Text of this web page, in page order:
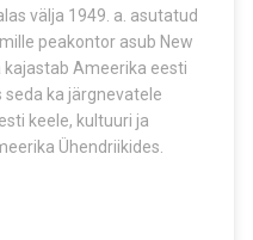
välja 1949. a. asutatud
peakontor asub New
kajastab Ameerika eesti
seda ka järgnevatele
keele, kultuuri ja
Ühendriikides.